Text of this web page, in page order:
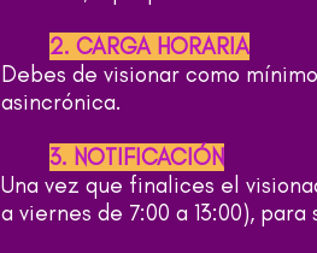
2. CARGA HORARIA
Debes de visionar como
asincrónica.
3. NOTIFICACIÓN
Una vez que finalices el
a viernes de 7:00 a 13:00),